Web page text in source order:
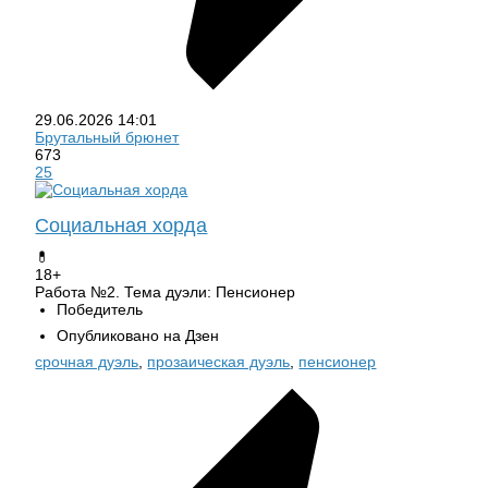
29.06.2026 14:01
Брутальный брюнет
673
25
Социальная хорда
💊
18+
Работа №2. Тема дуэли: Пенсионер
Победитель
Опубликовано на Дзен
срочная дуэль прозаическая дуэль пенсионер